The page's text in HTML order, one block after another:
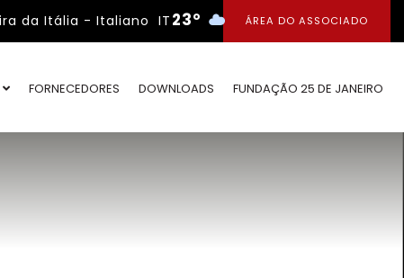
IT 23° ÁREA DO ASSOCIADO
FORNECEDORES DOWNLOADS FUNDAÇÃO 25 DE JANEIRO